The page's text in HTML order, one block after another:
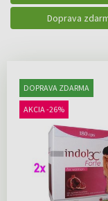
Doprava
DOPRAVA ZDARMA
AKCIA -26%